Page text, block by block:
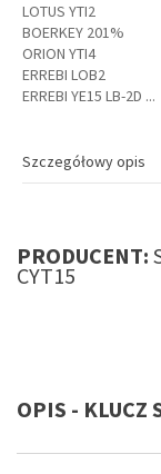
LOTUS YTI2
BOERKEY 201%
ORION YTI4
ERREBI LOB2
ERREBI YE15 LB-2D ...
Szczegółowy opis
PRODUCENT:
CYT15
OPIS - KLUCZ